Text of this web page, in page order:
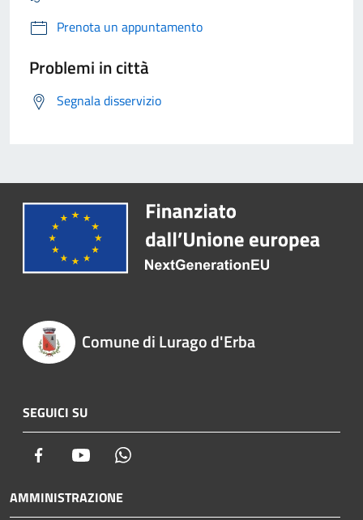
Prenota un appuntamento
Problemi in città
Segnala disservizio
Comune di Lurago d'Erba
SEGUICI SU
Facebook Youtube
AMMINISTRAZIONE